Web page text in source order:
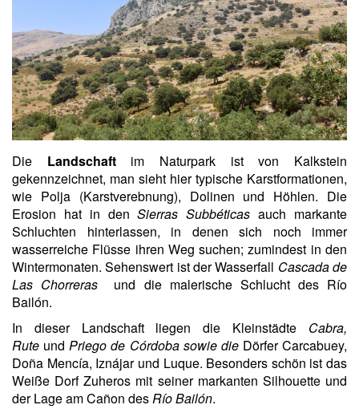
Die Landschaftim Naturpark ist von Kalkstein
gekennzeichnet, man sieht hier typische Karstformationen,
wie Polja (Karstverebnung), Dolinen und Höhlen. Die
Erosion hat in denSierras Subbéticas auch markante
Schluchten hinterlassen, in denen sich noch immer
wasserreiche Flüsse ihren Weg suchen; zumindest in den
Wintermonaten. Sehenswert ist der Wasserfall Cascada de
Las Chorreras und die malerische Schlucht des Río
Bailón.
In dieser Landschaft liegen die Kleinstädte Cabra,
Rute und Priego de Córdoba sowie die Dörfer Carcabuey,
Doña Mencía, Iznájar und Luque. Besonders schön ist das
Weiße Dorf Zuheros mit seiner markanten Silhouette und
der Lage am Cañon des Río Bailón.